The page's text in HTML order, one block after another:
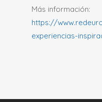
Más información:
https://
experiencias-